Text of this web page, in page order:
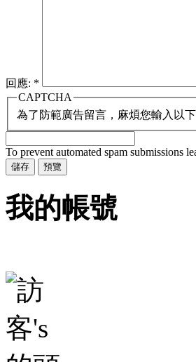
回應: *
CAPTCHA
為了防範廣告留言，麻煩您輸入以下
To prevent automated spam submissions
我的帳號